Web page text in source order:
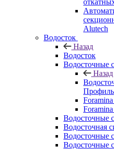
Alutech
Водосток
Назад
Водосток
Водосточные
Назад
Профиль
Водосточные
Водосточная
Водосточные
Водосточные